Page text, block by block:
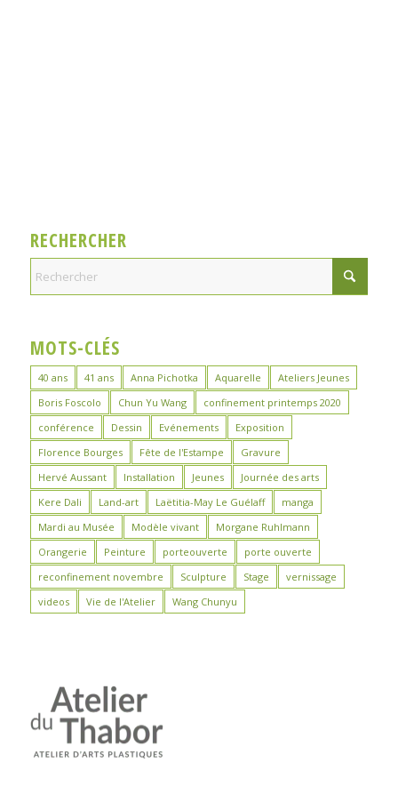
RECHERCHER
MOTS-CLÉS
40 ans 41 ans Anna Pichotka Aquarelle
Ateliers Jeunes
Boris Foscolo
Chun Yu Wang
confinement printemps 2020
conférence
Dessin Evénements
Exposition
Florence Bourges
Fête de l'Estampe
Gravure
Hervé Aussant
Installation Jeunes
Journée des arts
Kere Dali
Land-art Laëtitia-May Le Guélaff
manga
Mardi au Musée
Modèle vivant
Morgane Ruhlmann
Orangerie
Peinture porteouverte
porte ouverte
reconfinement novembre
Sculpture Stage
vernissage
videos
Vie de l'Atelier Wang Chunyu